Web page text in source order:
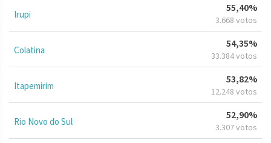
Irupi
55,40%
3.668 votos
Colatina
54,35%
33.384 votos
Itapemirim
53,82%
12.248 votos
Rio Novo do Sul
52,90%
3.307 votos